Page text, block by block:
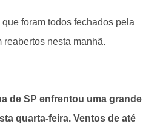
foram todos fechados pela
reabertos nesta manhã.
de SP enfrentou uma grande
quarta-feira. Ventos de até